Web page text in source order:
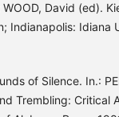
David (ed).
Indianapolis: Idiana
of Silence. In.:
Trembling: Critical